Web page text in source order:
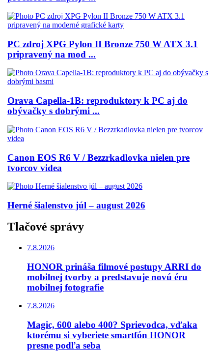
PC zdroj XPG Pylon II Bronze 750 W ATX 3.1
pripravený na mod ...
Orava Capella-1B: reproduktory k PC aj do
obývačky s dobrými ...
Canon EOS R6 V / Bezzrkadlovka nielen pre
tvorcov videa
Herné šialenstvo júl – august 2026
Tlačové správy
7.8.2026
HONOR prináša filmové postupy ARRI do
mobilnej tvorby a predstavuje novú éru
mobilnej fotografie
7.8.2026
Magic, 600 alebo 400? Sprievodca, vďaka
ktorému si vyberiete smartfón HONOR
presne podľa seba